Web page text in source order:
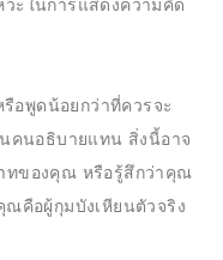
ะในการแสดงความคิด
รือพูดน้อยกว่าที่ควรจะ
คนอธิบายแทน สิ่งนี้อาจ
ทของคุณ หรือรู้สึกว่าคุณ
คือผู้กุมบังเหียนตัวจริง